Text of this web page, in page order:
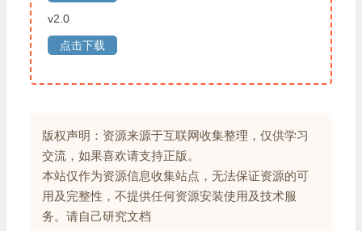
v2.0
点击下载
版权声明：资源来源于互联网收集整理，仅供学习
交流，如果喜欢请支持正版。
本站仅作为资源信息收集站点，无法保证资源的可
用及完整性，不提供任何资源安装使用及技术服
务。请自己研究文档